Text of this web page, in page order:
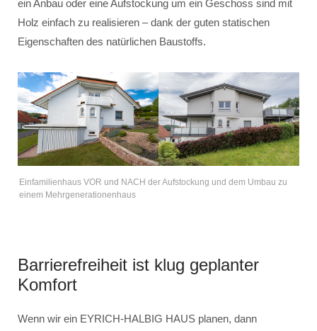
ein Anbau oder eine Aufstockung um ein Geschoss sind mit
Holz einfach zu realisieren – dank der guten statischen
Eigenschaften des natürlichen Baustoffs.
Einfamilienhaus VOR und NACH der Aufstockung und dem Umbau zu
einem Mehrgenerationenhaus
Barrierefreiheit ist klug geplanter
Komfort
Wenn wir ein EYRICH-HALBIG HAUS planen, dann